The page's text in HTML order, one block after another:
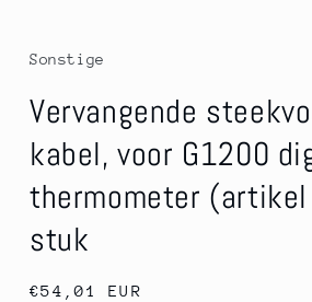
Media
in
modaal
Sonstige
Vervangende
kabel, voor G1200
thermometer
stuk
Normale
€54,01 EUR